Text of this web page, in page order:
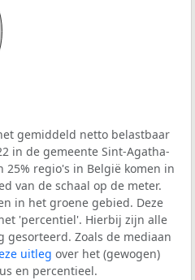
gemiddeld netto belastbaar
in de gemeente Sint-Agatha-
25% regio's in België komen in
van de schaal op de meter.
in het groene gebied. Deze
'percentiel'. Hierbij zijn alle
gesorteerd. Zoals de mediaan
uitleg over het (gewogen)
en percentieel.